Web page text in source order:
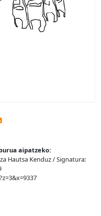
aipatzeko:
Hautsa Kenduz / Signatura: